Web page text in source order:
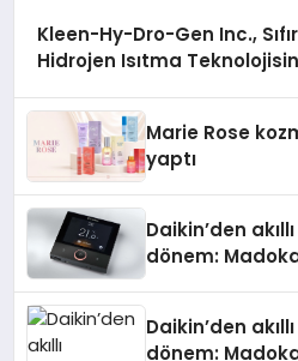
Kleen-Hy-Dro-Gen Inc.,
Hidrojen Isıtma
Marie Rose
yaptı
Daikin’den
dönem:
Daikin’den
dönem: